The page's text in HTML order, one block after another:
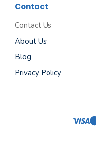
Contact
Contact Us
About Us
Blog
Privacy Policy